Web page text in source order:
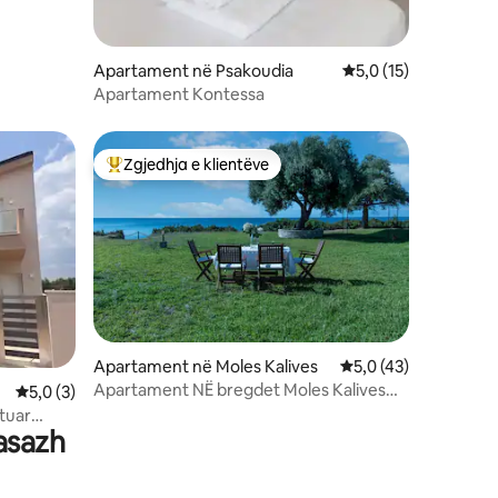
Apartament në Psakoudia Vlerësimi mesatar
5,0 (15)
Apartament Kontessa
Vlerësimi mesatar 5,0 nga 5, 3 vlerësime
5,0 (3)
Më të mirat e zgjedhjeve të klientëve
Zgjedhja e klientëve
Apartament në Moles Kalives Vlerësimi mesatar
5,0 (43)
Apartament NË bregdet Moles Kalives